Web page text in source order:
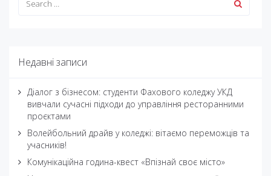
Недавні записи
Діалог з бізнесом: студенти Фахового коледжу УКД
вивчали сучасні підходи до управління ресторанними
проєктами
Волейбольний драйв у коледжі: вітаємо переможців та
учасників!
Комунікаційна година-квест «Впізнай своє місто»